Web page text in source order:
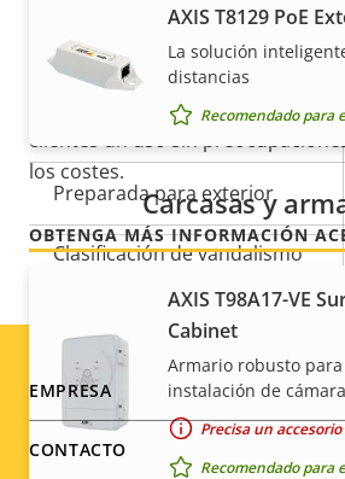
(ranura para tarjeta de
memoria)
Temperatura de
funcionamiento
Preparada para exterior
Clasificación de vandalismo
Clasificación IP
Diseñado para repintar
Sostenibilidad
AXIS T8129 PoE
La solución
distancias
Recomendado para
Carcasas y
AXIS T98A17-VE
Cabinet
Armario robusto
instalación de
Precisa un
Recomendado para
Para mayor
Nuestra garantía de 3 años
clientes un uso sin
los costes.
Footer
menu
EMPRESA
CONTACTO